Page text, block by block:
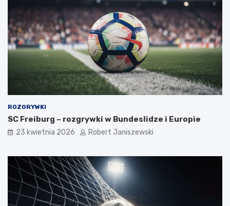
ROZGRYWKI
SC Freiburg – rozgrywki w Bundeslidze i Europie
23 kwietnia 2026 Robert Janiszewski